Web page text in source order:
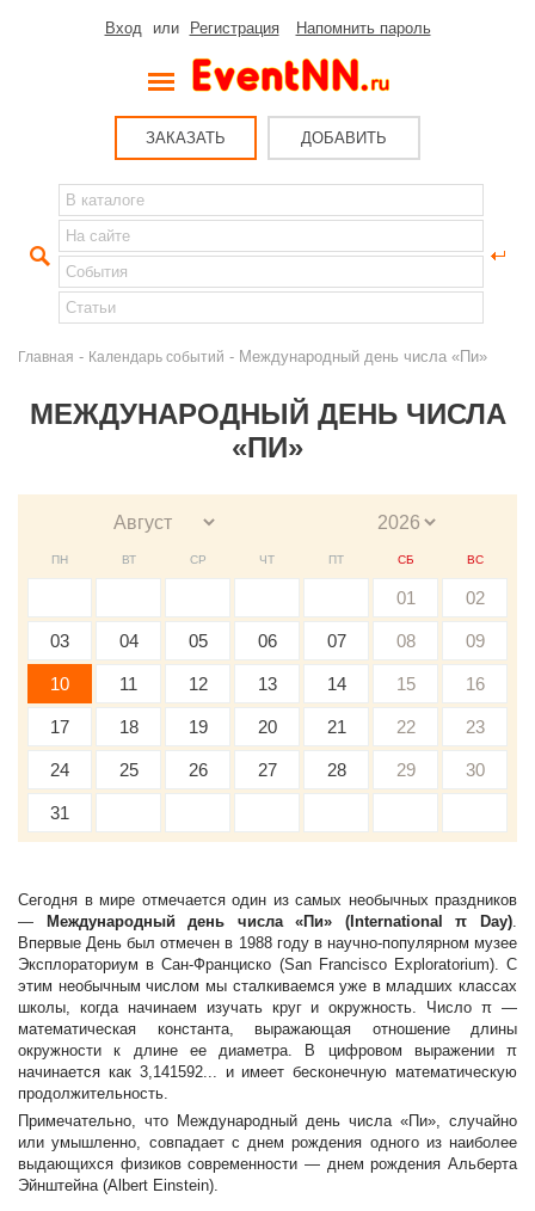
Вход или Регистрация Напомнить пароль
ЗАКАЗАТЬ ДОБАВИТЬ
Главная - Календарь событий - Международный день числа «Пи»
МЕЖДУНАРОДНЫЙ ДЕНЬ ЧИСЛА
«ПИ»
ПН ВТ СР ЧТ ПТ СБ ВС
01 02
03 04 05 06 07 08 09
10 11 12 13 14 15 16
17 18 19 20 21 22 23
24 25 26 27 28 29 30
31
Сегодня в мире отмечается один из самых необычных праздников
—
Международный день числа «Пи» (International π Day).
Впервые День был отмечен в 1988 году в научно-популярном музее
Эксплораториум в Сан-Франциско (San Francisco Exploratorium). С
этим необычным числом мы сталкиваемся уже в младших классах
школы, когда начинаем изучать круг и окружность. Число π —
математическая константа, выражающая отношение длины
окружности к длине ее диаметра. В цифровом выражении π
начинается как 3,141592... и имеет бесконечную математическую
продолжительность.
Примечательно, что Международный день числа «Пи», случайно
или умышленно, совпадает с днем рождения одного из наиболее
выдающихся физиков современности — днем рождения Альберта
Эйнштейна (Albert Einstein).